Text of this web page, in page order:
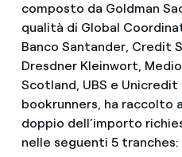
composto da Goldman
qualità di Global
Banco Santander, Credit
Dresdner Kleinwort,
Scotland, UBS e
bookrunners, ha raccolto
doppio dell’importo
nelle seguenti 5 tranches: